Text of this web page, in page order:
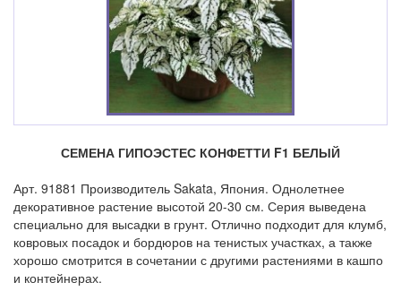
СЕМЕНА ГИПОЭСТЕС КОНФЕТТИ F1 БЕЛЫЙ
Арт. 91881 Производитель Sakata, Япония. Однолетнее
декоративное растение высотой 20-30 см. Серия выведена
специально для высадки в грунт. Отлично подходит для клумб,
ковровых посадок и бордюров на тенистых участках, а также
хорошо смотрится в сочетании с другими растениями в кашпо
и контейнерах.